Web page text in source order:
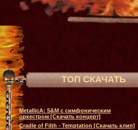
ТОП СКАЧАТЬ
MetallicA: S&M с симфоническим
оркестром [Скачать концерт]
Cradle of Filth - Temptation [Скачать клип]